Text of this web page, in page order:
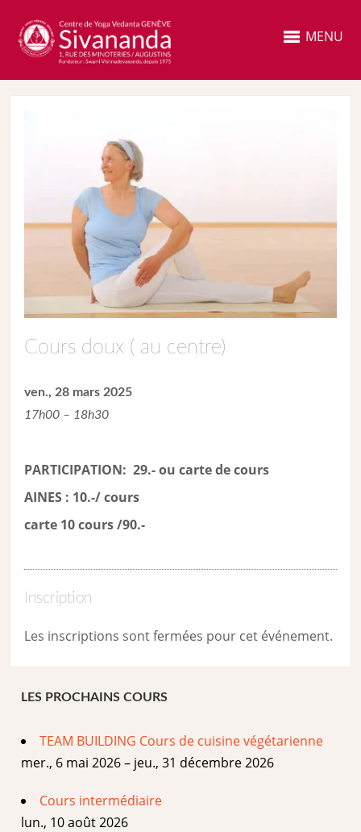
MENU
Cours doux ( au centre)
ven., 28 mars 2025
17h00 – 18h30
PARTICIPATION: 29.- ou carte de cours
AINES : 10.-/ cours
carte 10 cours /90.-
Inscription
Les inscriptions sont fermées pour cet événement.
LES PROCHAINS COURS
TEAM BUILDING Cours de cuisine végétarienne
mer., 6 mai 2026 – jeu., 31 décembre 2026
Cours intermédiaire
lun., 10 août 2026